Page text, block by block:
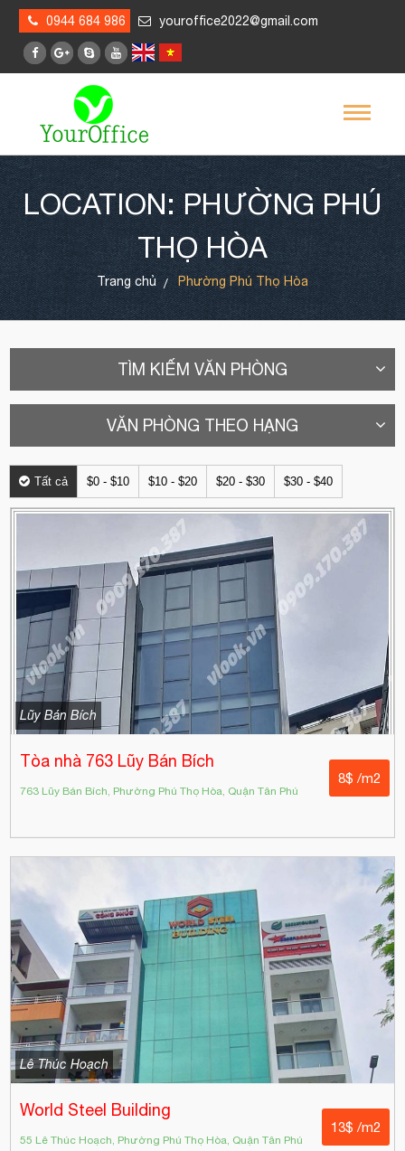
0944 684 986 youroffice2022@gmail.com
LOCATION: PHƯỜNG PHÚ
THỌ HÒA
Trang chủ Phường Phú Thọ Hòa
TÌM KIẾM VĂN PHÒNG
VĂN PHÒNG THEO HẠNG
Tất cả $0 - $10 $10 - $20 $20 - $30 $30 - $40
Lũy Bán Bích
Tòa nhà 763 Lũy Bán Bích
763 Lũy Bán Bích, Phường Phú Thọ Hòa, Quận Tân Phú
8$ /m2
Lê Thúc Hoạch
World Steel Building
55 Lê Thúc Hoạch, Phường Phú Thọ Hòa, Quận Tân Phú
13$ /m2